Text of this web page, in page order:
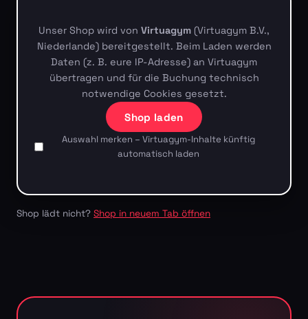
Unser Shop wird von Virtuagym (Virtuagym B.V.,
Niederlande) bereitgestellt. Beim Laden werden
Daten (z. B. eure IP-Adresse) an Virtuagym
übertragen und für die Buchung technisch
notwendige Cookies gesetzt.
Shop laden
Auswahl merken – Virtuagym-Inhalte künftig
automatisch laden
Shop lädt nicht? Shop in neuem Tab öffnen